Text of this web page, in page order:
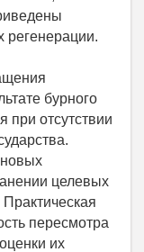
регенерации.
бурного
при отсутствии
целевых
пересмотра
их